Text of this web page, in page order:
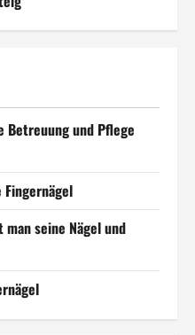
Betreuung und Pflege
man seine Nägel und